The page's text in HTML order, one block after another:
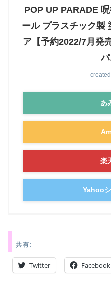
POP UP PARADE
ール プラスチック製
ア【予約2022/7月発
あ
楽
Yahoo
共有:
Twitter Facebook